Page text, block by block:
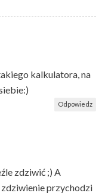
kalkulatora, na
Odpowiedz
zdziwić ;) A
przychodzi